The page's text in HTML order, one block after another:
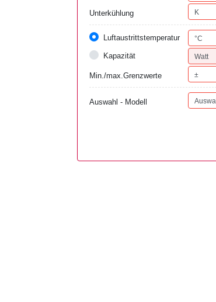
Unterkühlung
Luftaustrittstemperatur
Kapazität
Min./max.Grenzwerte
Auswahl - Modell